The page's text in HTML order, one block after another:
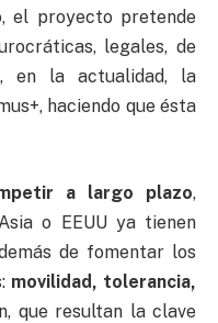
el proyecto pretende
legales, de
en la actualidad, la
haciendo que ésta
a largo plazo,
o EEUU ya tienen
de fomentar los
movilidad, tolerancia,
que resultan la clave